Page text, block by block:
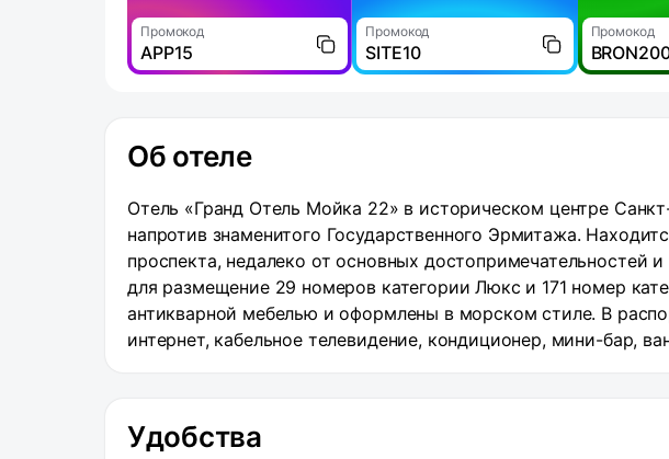
Промокод
APP15
Промокод
SITE10
Промокод
Об отеле
Отель «Гранд Отель Мойка 22» в историческом центре
напротив знаменитого Государственного Эрмитажа.
проспекта, недалеко от основных достопримечательностей
для размещение 29 номеров категории Люкс и 171 номер
антикварной мебелью и оформлены в морском стиле. В
интернет, кабельное телевидение, кондиционер, мини-бар,
Петропавловскую крепость. Также в отеле работает
Удобства